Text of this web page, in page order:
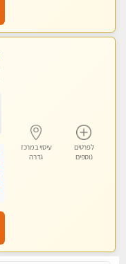
לפרטים
נוספים
עיסוי במרכז
גדרה